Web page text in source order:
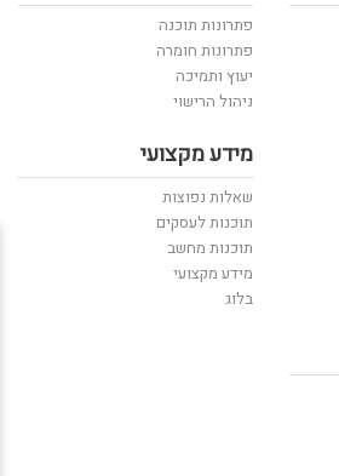
פתרונות תוכנה
פתרונות חומרה
יעוץ ותמיכה
ניהול הרישוי
מידע מקצועי
שאלות נפוצות
תוכנות לעסקים
תוכנות מחשב
מידע מקצועי
בלוג